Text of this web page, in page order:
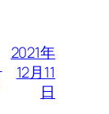
2021年
12月11
日